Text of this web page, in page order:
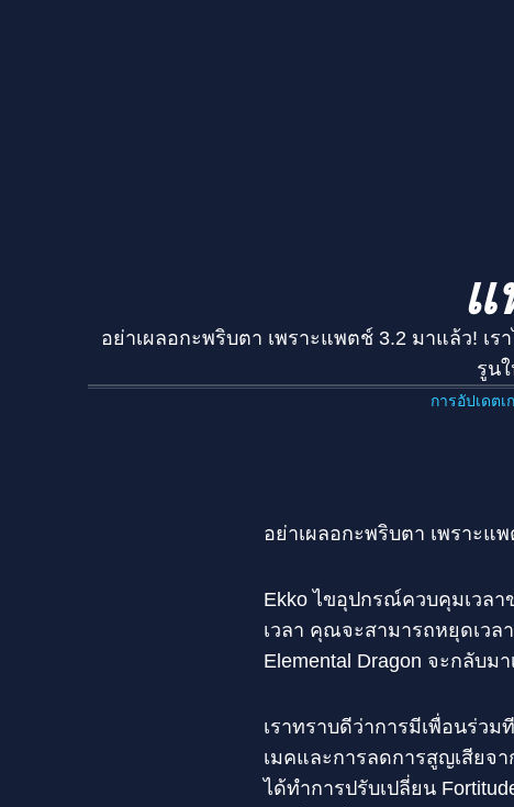
แ
อย่าเผลอกะพริบตา เพราะแพตช์ 3.2 มาแล้ว! เ
รูน
การอัปเดตเ
อย่าเผลอกะพริบตา เพราะแ
Ekko ไขอุปกรณ์ควบคุมเวลา
เวลา คุณจะสามารถหยุดเว
Elemental Dragon จะกลับม
เราทราบดีว่าการมีเพื่อนร่ว
เมคและการลดการสูญเสียจ
ได้ทำการปรับเปลี่ยน